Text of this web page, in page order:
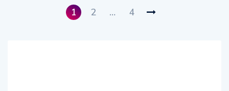
1 2 … 4